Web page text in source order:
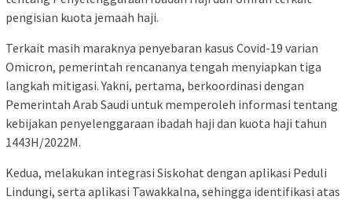
pengisian kuota jemaah haji.
Terkait masih maraknya penyebaran kasus Covid-19 varian
Omicron, pemerintah rencananya tengah menyiapkan tiga
langkah mitigasi. Yakni, pertama, berkoordinasi dengan
Pemerintah Arab Saudi untuk memperoleh informasi tentang
kebijakan penyelenggaraan ibadah haji dan kuota haji tahun
1443H/2022M.
Kedua, melakukan integrasi Siskohat dengan aplikasi Peduli
Lindungi, serta aplikasi Tawakkalna, sehingga identifikasi atas